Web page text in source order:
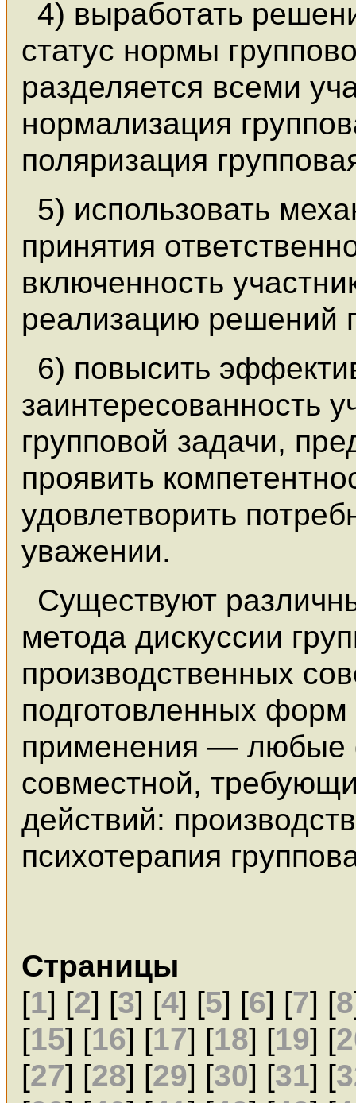
4) выработать
статус нормы
разделяется всеми
нормализация
поляризация
5) использовать
принятия
включенность
реализацию решений
6) повысить
заинтересованность
групповой задачи,
проявить
удовлетворить
уважении.
Существуют
метода дискуссии
производственных
подготовленных
применения — любые
совместной,
действий:
психотерапия
Страницы
[1] [2] [3] [4] [5] [6] [7] [8
[15] [16] [17] [18] [19] [
[27] [28] [29] [30] [31] [